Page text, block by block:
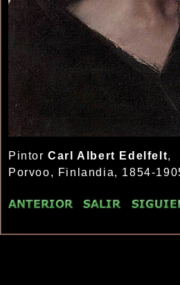
PintorCarl Albert Edelfelt,
Porvoo, Finlandia, 1854-